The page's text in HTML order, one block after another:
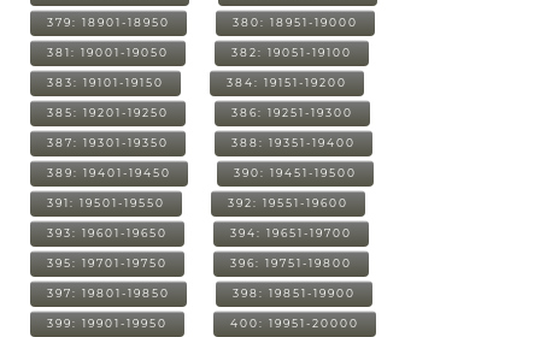
379: 18901-18950 380: 18951-19000
381: 19001-19050 382: 19051-19100
383: 19101-19150 384: 19151-19200
385: 19201-19250 386: 19251-19300
387: 19301-19350 388: 19351-19400
389: 19401-19450 390: 19451-19500
391: 19501-19550 392: 19551-19600
393: 19601-19650 394: 19651-19700
395: 19701-19750 396: 19751-19800
397: 19801-19850 398: 19851-19900
399: 19901-19950 400: 19951-20000